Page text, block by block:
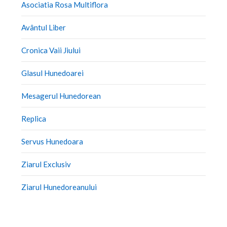
Asociatia Rosa Multiflora
Avântul Liber
Cronica Vaii Jiului
Glasul Hunedoarei
Mesagerul Hunedorean
Replica
Servus Hunedoara
Ziarul Exclusiv
Ziarul Hunedoreanului